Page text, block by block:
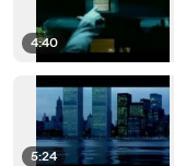
4:40
5:24